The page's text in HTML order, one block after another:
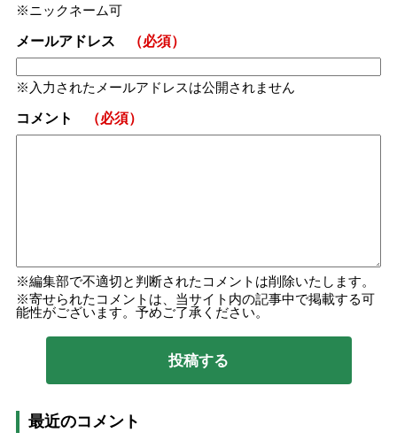
ニックネーム可
メールアドレス （必須）
入力されたメールアドレスは公開されません
コメント （必須）
編集部で不適切と判断されたコメントは削除いたします。
寄せられたコメントは、当サイト内の記事中で掲載する可
能性がございます。予めご了承ください。
最近のコメント